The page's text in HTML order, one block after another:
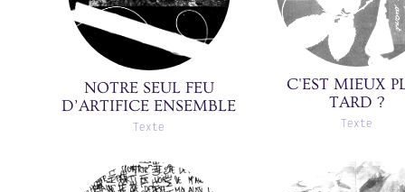
NOTRE SEUL FEU
D’ARTIFICE ENSEMBLE
Texte
C'EST MIEUX
TARD ?
Texte